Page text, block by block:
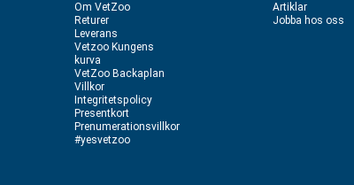
Om VetZoo
Returer
Leverans
Vetzoo Kungens
kurva
VetZoo Backaplan
Villkor
Integritetspolicy
Presentkort
Prenumerationsvillkor
#yesvetzoo
Artiklar
Jobba hos oss